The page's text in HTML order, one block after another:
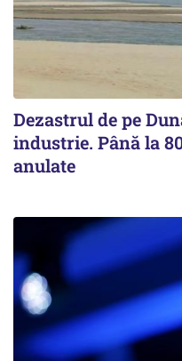
Dezastrul de pe
industrie. Până la
anulate